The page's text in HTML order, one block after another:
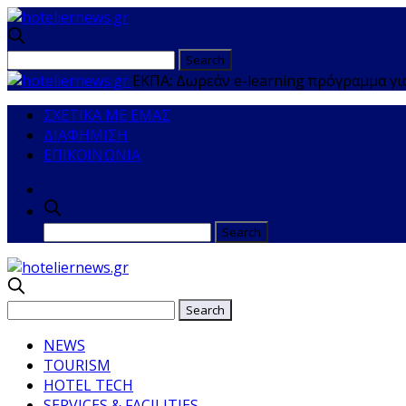
ΕΚΠΑ: Δωρεάν e-learning πρόγραμμα
ΣΧΕΤΙΚΑ ΜΕ ΕΜΑΣ
ΔΙΑΦΗΜΙΣΗ
ΕΠΙΚΟΙΝΩΝΙΑ
NEWS
TOURISM
HOTEL TECH